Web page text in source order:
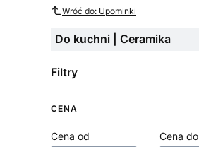
Wróć do: Upominki
Do kuchni | Ceramika
Filtry
CENA
Cena od
Cena do